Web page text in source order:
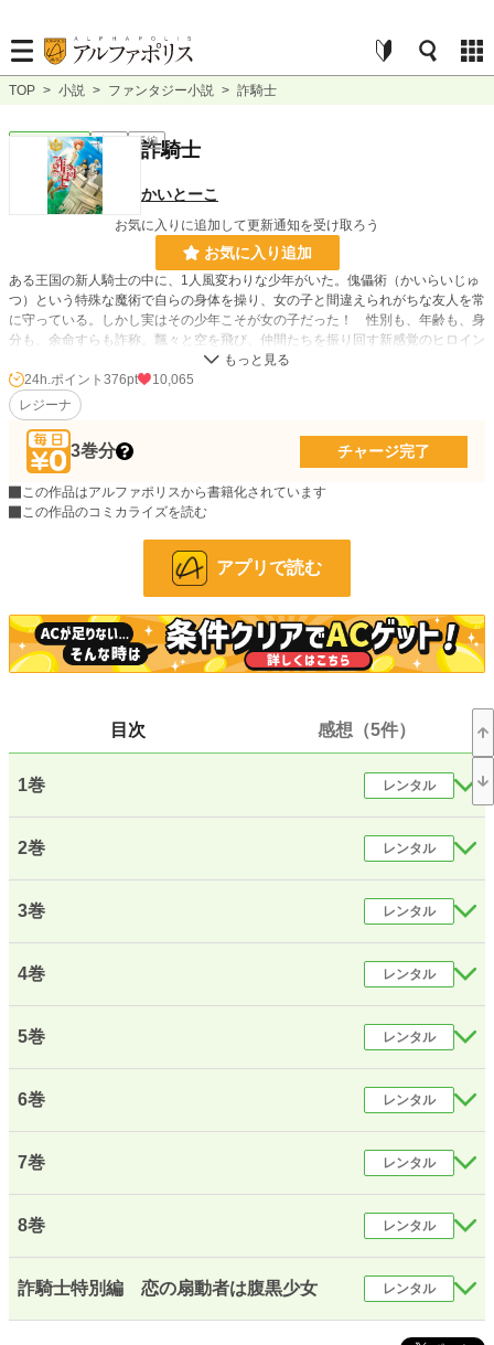
TOP > 小説 > ファンタジー小説 > 詐騎士
ファンタジー 完結 長編
詐騎士
かいとーこ
お気に入りに追加して更新通知を受け取ろう
お気に入り追加
ある王国の新人騎士の中に、1人風変わりな少年がいた。傀儡術（かいらいじゅ
つ）という特殊な魔術で自らの身体を操り、女の子と間違えられがちな友人を常
に守っている。しかし実はその少年こそが女の子だった！ 性別も、年齢も、身
分も、余命すらも詐称。飄々と空を飛び、仲間たちを振り回す新感覚のヒロイン
小説
ファンタジー
お気に入り 3,832
24h.ポイント 376 pt
1,493,989
2019.09.25 17:23
初回公開日時 2019.09.25 17:21
初回完結日時 2019.09.25 17:21
月間ポイント 14,616 pt (3,210 位)
年間ポイント
24h.ポイント 376pt
10,065
レジーナ
3巻分 チャージ完了
この作品はアルファポリスから書籍化されています
この作品のコミカライズを読む
アプリで読む
目次 感想（5件）
1巻 レンタル
2巻 レンタル
3巻 レンタル
4巻 レンタル
5巻 レンタル
6巻 レンタル
7巻 レンタル
8巻 レンタル
詐騎士特別編 恋の扇動者は腹黒少女 レンタル